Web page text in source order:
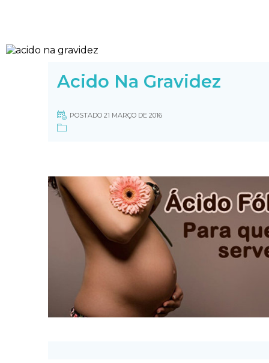
Acido Na Gravidez
POSTADO 21 MARÇO DE 2016